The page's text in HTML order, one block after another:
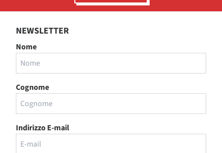
NEWSLETTER
Nome
Cognome
Indirizzo E-mail